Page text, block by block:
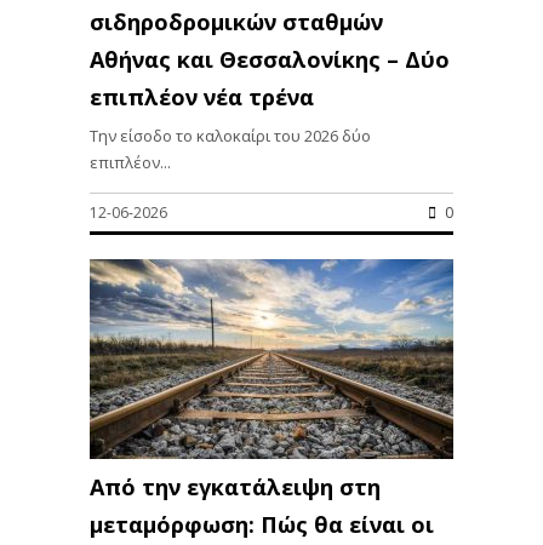
σιδηροδρομικών σταθμών
Αθήνας και Θεσσαλονίκης – Δύο
επιπλέον νέα τρένα
Tην είσοδο το καλοκαίρι του 2026 δύο
επιπλέον...
12-06-2026 0
Από την εγκατάλειψη στη
μεταμόρφωση: Πώς θα είναι οι